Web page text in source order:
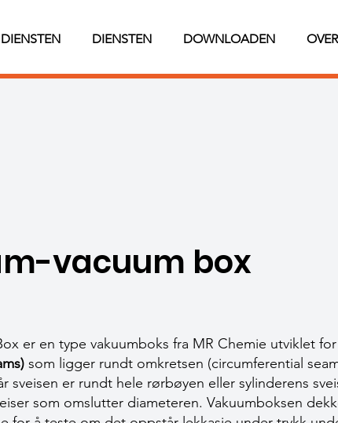
DIENSTEN DOWNLOADEN
DIENSTEN
vacuum box
er en type vakuumboks fra MR Chemie utviklet
som ligger rundt omkretsen (circumferential
sveisen er rundt hele rørbøyen eller sylinderens
som omslutter diameteren. Vakuumboksen